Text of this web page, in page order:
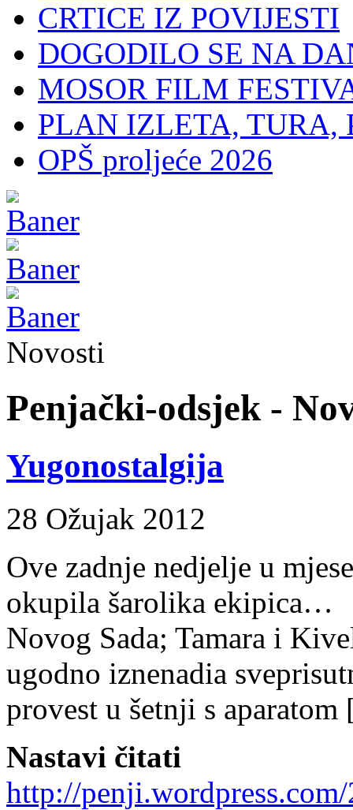
CRTICE IZ POVIJESTI
DOGODILO SE NA
MOSOR FILM
PLAN IZLETA, TURA,
OPŠ proljeće 2026
Novosti
Penjački-odsjek -
Yugonostalgija
28 Ožujak 2012
Ove zadnje nedjelje u
okupila šarolika
Novog Sada; Tamara i
ugodno iznenadia
provest u šetnji s aparatom
Nastavi čitati
http://